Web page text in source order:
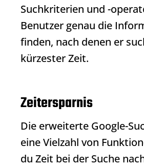
Suchkriterien und -
Benutzer genau die
finden, nach denen er
kürzester Zeit.
Zeitersparnis
Die erweiterte Google-
eine Vielzahl von
du Zeit bei der Suche